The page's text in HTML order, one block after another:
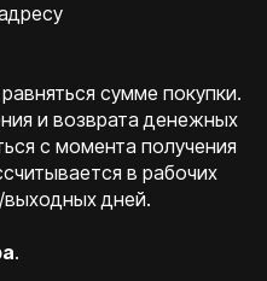
сумме покупки.
и возврата денежных
с момента получения
в рабочих
выходных дней.
.